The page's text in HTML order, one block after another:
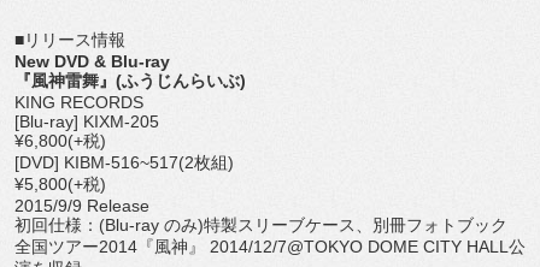
■リリース情報
New DVD & Blu-ray
『風神雷舞』(ふうじんらいぶ)
KING RECORDS
[Blu-ray] KIXM-205
¥6,800(+税)
[DVD] KIBM-516~517(2枚組)
¥5,800(+税)
2015/9/9 Release
初回仕様：(Blu-ray のみ)特製スリーブケース、別冊フォトブック
全国ツアー2014『風神』 2014/12/7@TOKYO DOME CITY HALL公